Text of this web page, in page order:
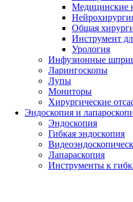
Медицинские
Общая
Инструмент
Урология
Инфузионные
Ларингоскопы
Лупы
Мониторы
Хирургические
Эндоскопия и
Эндоскопия
Гибкая эндоскопия
Лапараскопия
Инструменты к